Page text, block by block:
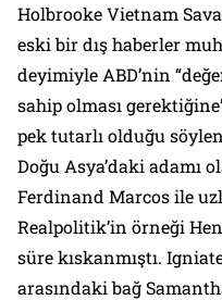
Holbrooke Vietnam
eski bir dış haberler
deyimiyle ABD’nin
sahip olması
pek tutarlı olduğu
Doğu Asya’daki
Ferdinand Marcos ile
Realpolitik’in örneği
süre kıskanmıştı.
arasındaki bağ